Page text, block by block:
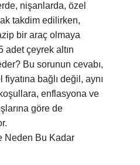
nişanlarda, özel
takdim edilirken,
bir araç olmaya
adet çeyrek altın
Bu sorunun cevabı,
fiyatına bağlı değil, aynı
enflasyona ve
göre de
Neden Bu Kadar